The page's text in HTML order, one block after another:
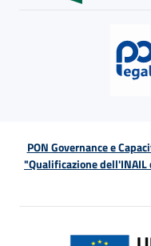
PON Governance e
"Qualificazione dell'INAIL